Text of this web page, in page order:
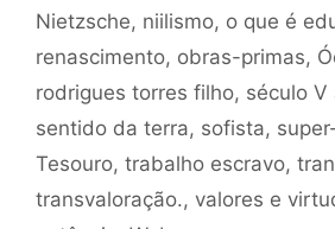
Nietzsche, niilismo, o que é
renascimento, obras-primas,
rodrigues torres filho, século V
sentido da terra, sofista,
Tesouro, trabalho escravo,
transvaloração., valores e